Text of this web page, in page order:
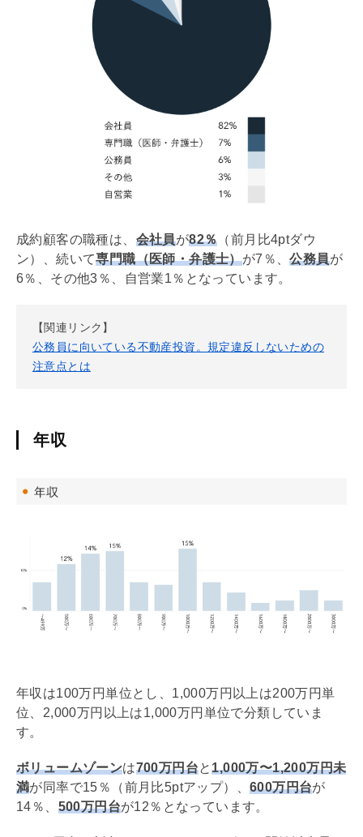
成約顧客の職種は、 会社員が82％ （前月比4ptダウ
ン）、続いて専門職（医師・弁護士）が7％、公務員が
6％、その他3％、自営業1％となっています。
【関連リンク】
公務員に向いている不動産投資。規定違反しないための
注意点とは
年収
年収は100万円単位とし、1,000万円以上は200万円単
位、2,000万円以上は1,000万円単位で分類していま
す。
ボリュームゾーンは700万円台と1,000万〜1,200万円未
満が同率で15％（前月比5ptアップ）、600万円台が
14％、 500万円台が12％となっています。